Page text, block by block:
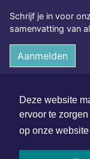
Deze website
ervoor te
op onze website
Schrijf je in voor
samenvatting van
Aanmelden